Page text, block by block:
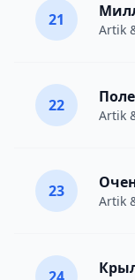
21
Artik
22
Artik
23
Artik